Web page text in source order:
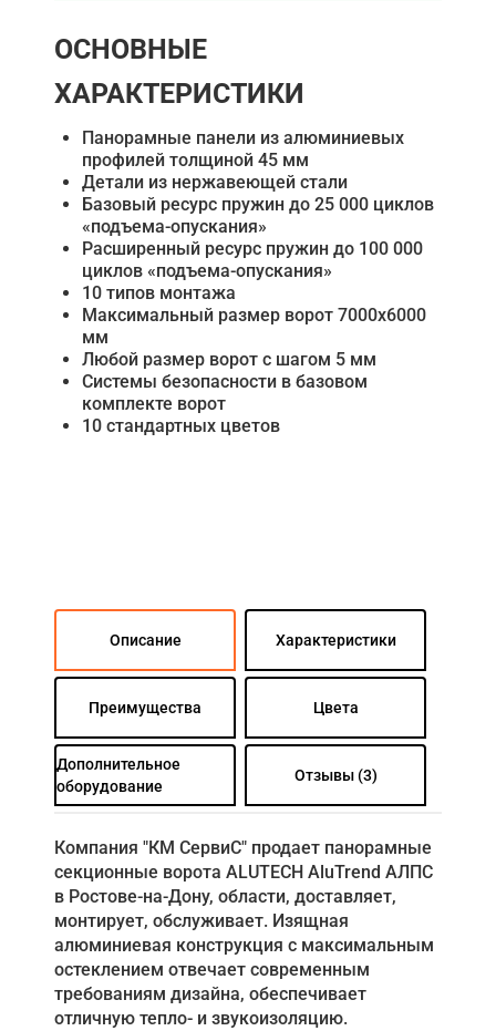
ОСНОВНЫЕ
ХАРАКТЕРИСТИКИ
Панорамные панели из алюминиевых
профилей толщиной 45 мм
Детали из нержавеющей стали
Базовый ресурс пружин до 25 000 циклов
«подъема-опускания»
Расширенный ресурс пружин до 100 000
циклов «подъема-опускания»
10 типов монтажа
Максимальный размер ворот 7000х6000
мм
Любой размер ворот с шагом 5 мм
Системы безопасности в базовом
комплекте ворот
10 стандартных цветов
Описание Характеристики
Преимущества Цвета
Дополнительное
оборудование
Отзывы (3)
Компания "КМ СервиС" продает панорамные
секционные ворота ALUTECH AluTrend АЛПС
в Ростове-на-Дону, области, доставляет,
монтирует, обслуживает. Изящная
алюминиевая конструкция с максимальным
остеклением отвечает современным
требованиям дизайна, обеспечивает
отличную тепло- и звукоизоляцию.